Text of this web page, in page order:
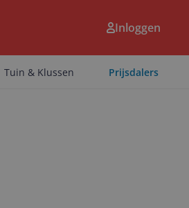
Inloggen
Tuin & Klussen Prijsdalers